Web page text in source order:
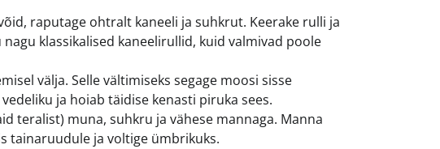
raputage ohtralt kaneeli ja suhkrut. Keerake rulli ja
klassikalised kaneelirullid, kuid valmivad poole
välja. Selle vältimiseks segage moosi sisse
ja hoiab täidise kenasti piruka sees.
teralist) muna, suhkru ja vähese mannaga. Manna
tainaruudule ja voltige ümbrikuks.